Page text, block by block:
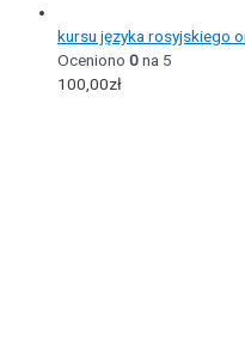
kursu języka rosyjskiego
Oceniono 0na 5
100,00zł